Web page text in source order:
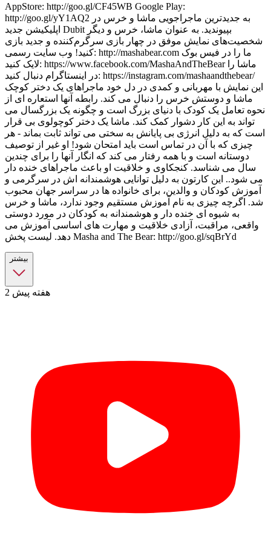
AppStore: http://goo.gl/CF45WB Google Play:
http://goo.gl/yY1AQ2 به جدیدترین ماجراجویی ماشا و خرس در
اپلیکیشن جدید Dubit بپیوندید. به عنوان ماشا، خرس و دیگر
شخصیت‌های نمایش موفق در چهار بازی سرگرم‌کننده و جدید بازی
کنید! وب سایت رسمی: http://mashabear.com ما را در فیس بوک
لایک کنید: https://www.facebook.com/MashaAndTheBear ماشا را
در اینستاگرام دنبال کنید: https://instagram.com/mashaandthebear/
این نمایش با مهربانی و کمدی در دل خود ماجراهای یک دختر کوچک
ماشا و دوستش خرس را دنبال می کند. رابطه آنها استعاره ای از
نحوه تعامل یک کودک با دنیای بزرگ است و چگونه یک بزرگسال می
تواند به این کار دشوار کمک کند. ماشا یک دختر کوچولوی بی قرار
است که به دلیل انرژی بی پایانش به سختی می تواند ثابت بماند - هر
چیزی که با آن در تماس است باید امتحان شود! او غیر از توصیف
دوستانه است و با همه رفتار می کند که انگار آنها را برای چندین
سال می شناسد. کنجکاوی و خلاقیت او باعث ماجراهای خنده دار
می شود.. این کارتون به دلیل توانایی هوشمندانه اش در سرگرمی و
آموزش کودکان و والدین، برای خانواده ها در سراسر جهان محبوب
شد. اگرچه چیزی به نام آموزش مستقیم وجود ندارد، ماشا و خرس
به شیوه ای خنده دار و هوشمندانه به کودکان در مورد دوستی
واقعی، مراقبت، آزادی خلاقیت و مهارت های اساسی آموزش می
دهد. لیست پخش Masha and The Bear: http://goo.gl/sqBrYd
بیشتر
2 هفته پیش